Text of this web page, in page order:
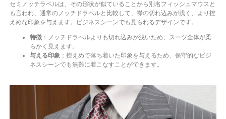
セミノッチラペルは、その形状が似ていることから別名フィッシュマウスと
も言われ、通常のノッチドラペルと比較して、襟の切れ込みが浅く、より控
えめな印象を与えます。ビジネスシーンでも見られるデザインです。
特徴：ノッチドラペルよりも切れ込みが浅いため、スーツ全体が柔
らかく見えます。
与える印象：控えめで落ち着いた印象を与えるため、保守的なビジ
ネスシーンでも無難に着こなすことができます。